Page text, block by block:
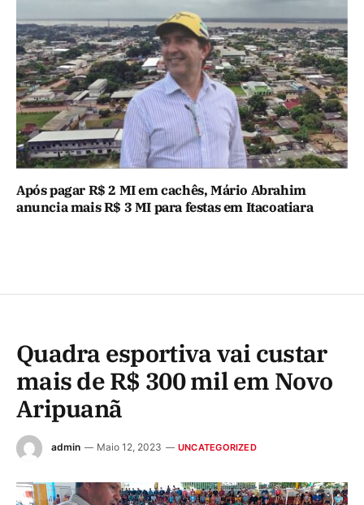
Após pagar R$ 2 MI em cachês, Mário Abrahim
anuncia mais R$ 3 MI para festas em Itacoatiara
Quadra esportiva vai custar
mais de R$ 300 mil em Novo
Aripuanã
admin Maio 12, 2023 UNCATEGORIZED